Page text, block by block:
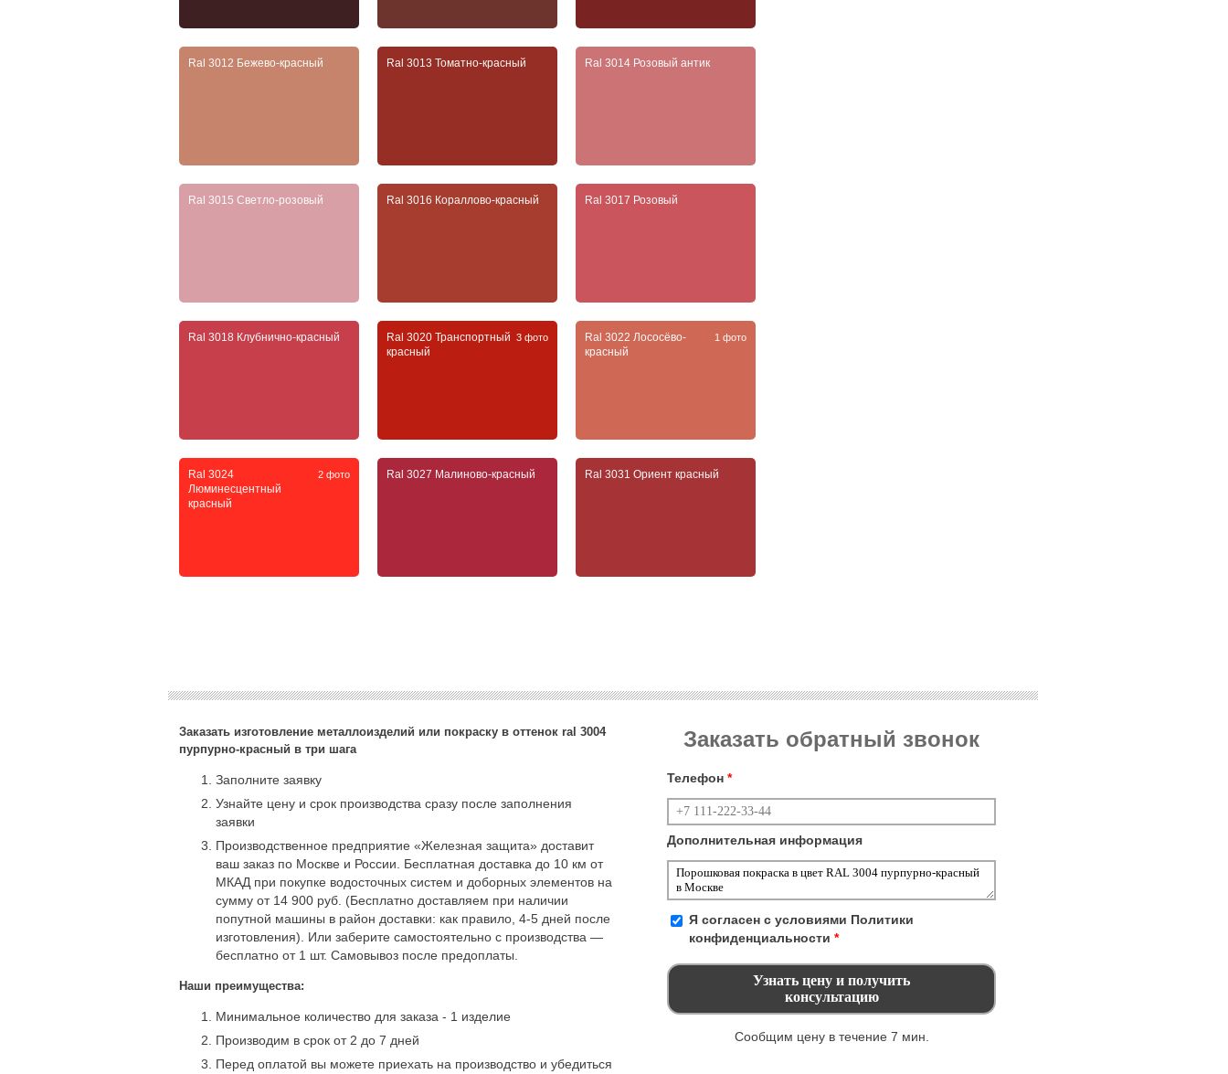
Ral 3012 Бежево-красный Ral 3013 Томатно-красный Ral 3014 Розовый антик
Ral 3015 Светло-розовый Ral 3016 Кораллово-красный Ral 3017 Розовый
Ral 3018 Клубнично-красный
Ral 3020 Транспортный
красный
3 фото
Ral 3022 Лососёво-
красный
1 фото
Ral 3024
Люминесцентный
красный
2 фото Ral 3027 Малиново-красный Ral 3031 Ориент красный
Заказать изготовление металлоизделий или покраску в оттенок ral 3004
пурпурно-красный в три шага
Заполните заявку
Узнайте цену и срок производства сразу после заполнения
заявки
Производственное предприятие «Железная защита» доставит
ваш заказ по Москве и России. Бесплатная доставка до 10 км от
МКАД при покупке водосточных систем и доборных элементов на
сумму от 14 900 руб. (Бесплатно доставляем при наличии
попутной машины в район доставки: как правило, 4-5 дней после
изготовления). Или заберите самостоятельно с производства —
бесплатно от 1 шт. Самовывоз после предоплаты.
Наши преимущества:
Минимальное количество для заказа - 1 изделие
Производим в срок от 2 до 7 дней
Перед оплатой вы можете приехать на производство и убедиться
Заказать обратный звонок
Телефон *
Дополнительная информация
Я согласен с условиями Политики
конфиденциальности *
Сообщим цену в течение 7 мин.